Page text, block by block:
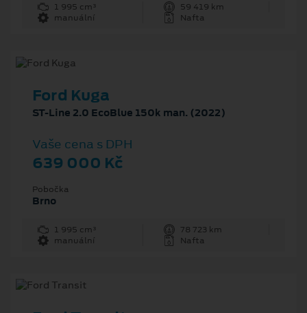
1 995 cm³
59 419 km
manuální
Nafta
Ford Kuga
ST-Line 2.0 EcoBlue 150k man. (2022)
Vaše cena s DPH
639 000 Kč
Pobočka
Brno
1 995 cm³
78 723 km
manuální
Nafta